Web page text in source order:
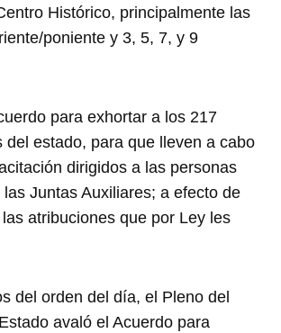
Histórico, principalmente las
poniente y 3, 5, 7, y 9
para exhortar a los 217
del estado, para que lleven a cabo
dirigidos a las personas
Juntas Auxiliares; a efecto de
atribuciones que por Ley les
del orden del día, el Pleno del
avaló el Acuerdo para